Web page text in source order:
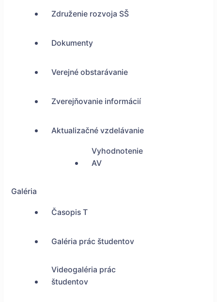
Združenie rozvoja SŠ
Dokumenty
Verejné obstarávanie
Zverejňovanie informácií
Aktualizačné vzdelávanie
Vyhodnotenie
AV
Galéria
Časopis T
Galéria prác študentov
Videogaléria prác
študentov